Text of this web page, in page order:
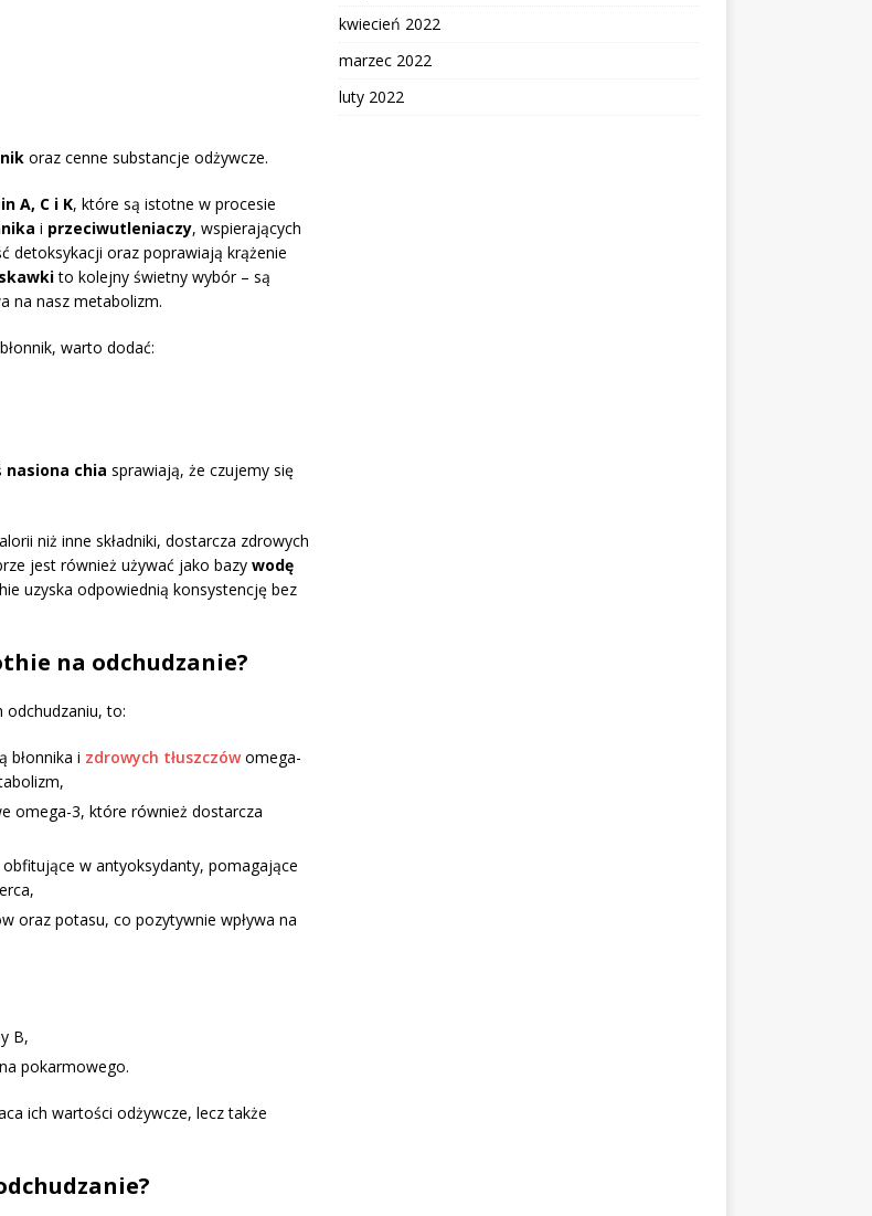
oraz cenne substancje odżywcze.
A, C i K, które są istotne w procesie
i przeciwutleniaczy, wspierających
detoksykacji oraz poprawiają krążenie
to kolejny świetny wybór – są
na nasz metabolizm.
warto dodać:
nasiona chia sprawiają, że czujemy się
niż inne składniki, dostarcza zdrowych
jest również używać jako bazy wodę
uzyska odpowiednią konsystencję bez
na odchudzanie?
odchudzaniu, to:
błonnika i zdrowych tłuszczówomega-
omega-3, które również dostarcza
w antyoksydanty, pomagające
oraz potasu, co pozytywnie wpływa na
B,
pokarmowego.
ich wartości odżywcze, lecz także
kwiecień 2022
marzec 2022
luty 2022